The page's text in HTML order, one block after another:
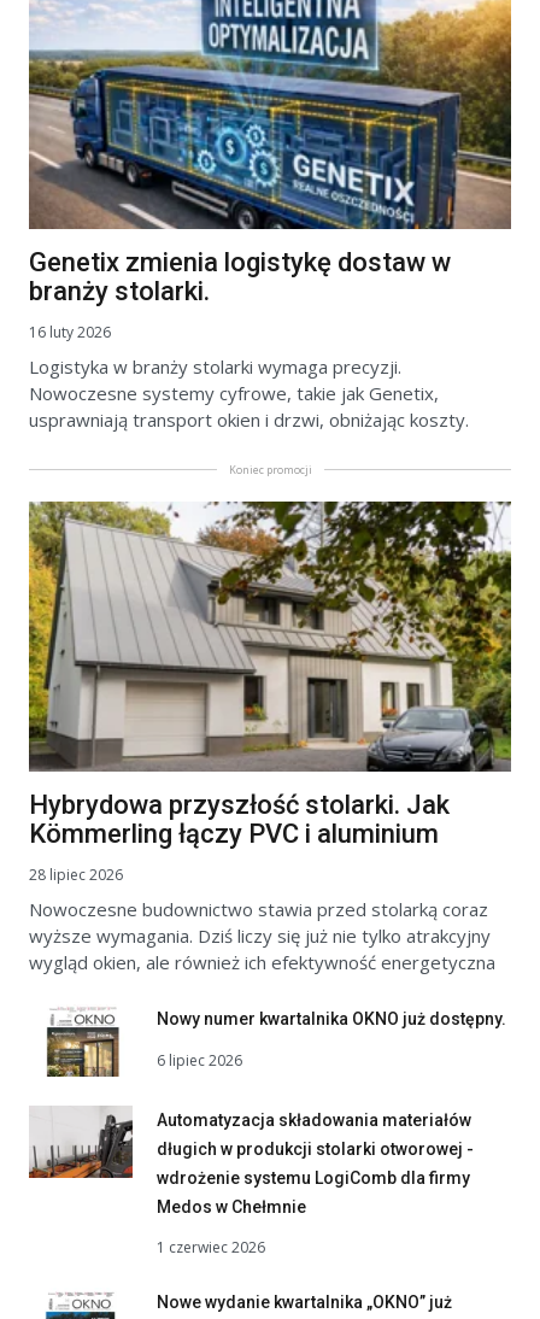
Genetix zmienia logistykę dostaw w
branży stolarki.
16 luty 2026
Logistyka w branży stolarki wymaga precyzji.
Nowoczesne systemy cyfrowe, takie jak Genetix,
usprawniają transport okien i drzwi, obniżając koszty.
Koniec promocji
Hybrydowa przyszłość stolarki. Jak
Kömmerling łączy PVC i aluminium
28 lipiec 2026
Nowoczesne budownictwo stawia przed stolarką coraz
wyższe wymagania. Dziś liczy się już nie tylko atrakcyjny
wygląd okien, ale również ich efektywność energetyczna
Nowy numer kwartalnika OKNO już dostępny.
6 lipiec 2026
Automatyzacja składowania materiałów
długich w produkcji stolarki otworowej -
wdrożenie systemu LogiComb dla firmy
Medos w Chełmnie
1 czerwiec 2026
Nowe wydanie kwartalnika „OKNO” już